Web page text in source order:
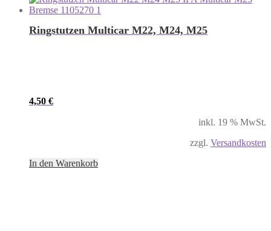
Ringstutzen Multicar M22, M24, M25
4,50 €
inkl. 19 % MwSt.
zzgl. Versandkosten
In den Warenkorb